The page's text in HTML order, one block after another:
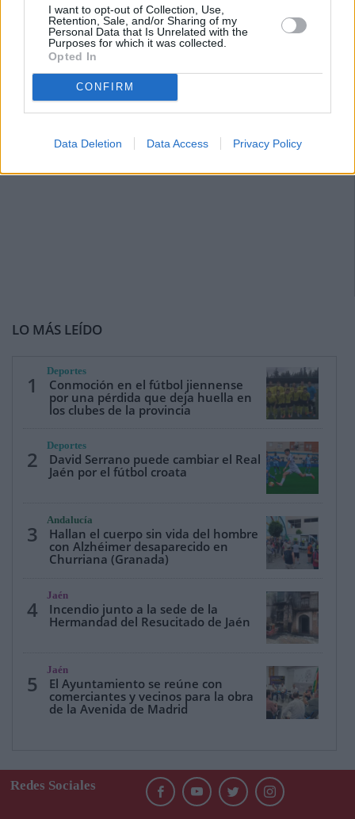
I want to opt-out of Collection, Use,
Retention, Sale, and/or Sharing of my
Personal Data that Is Unrelated with the
Purposes for which it was collected.
Opted In
CONFIRM
Data Deletion Data Access Privacy Policy
LO MÁS LEÍDO
1
Deportes
Conmoción en el fútbol jiennense
por una pérdida que deja huella en
los clubes de la provincia
2
Deportes
David Serrano puede cambiar el Real
Jaén por el fútbol croata
3
Andalucía
Hallan el cuerpo sin vida del hombre
con Alzhéimer desaparecido en
Churriana (Granada)
4
Jaén
Incendio junto a la sede de la
Hermandad del Resucitado de Jaén
5
Jaén
El Ayuntamiento se reúne con
comerciantes y vecinos para la obra
de la Avenida de Madrid
Redes Sociales